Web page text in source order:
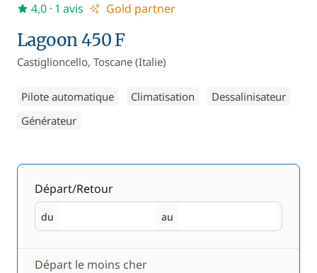
Lagoon 450 F
Castiglioncello, Toscane (Italie)
Pilote automatique Climatisation
Dessalinisateur
Générateur
4,0 · 1 avis Gold partner
Départ/Retour
du
Départ au
Retour
Départ le moins cher